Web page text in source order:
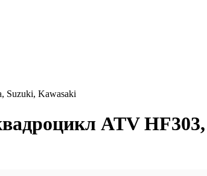
Suzuki, Kawasaki
ATV